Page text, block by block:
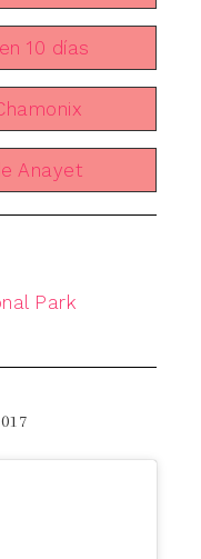
10 días
Anayet
Park